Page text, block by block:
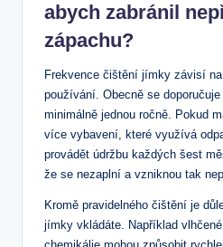
abych zabránil
zápachu?
Frekvence čištění jímky závisí
používání. Obecně se
minimálně jednou ročně. Pokud
více vybavení, které využívá
provádět údržbu každých šest
že se nezaplní a vzniknou tak
Kromě pravidelného čištění je
jímky vkládáte. Například